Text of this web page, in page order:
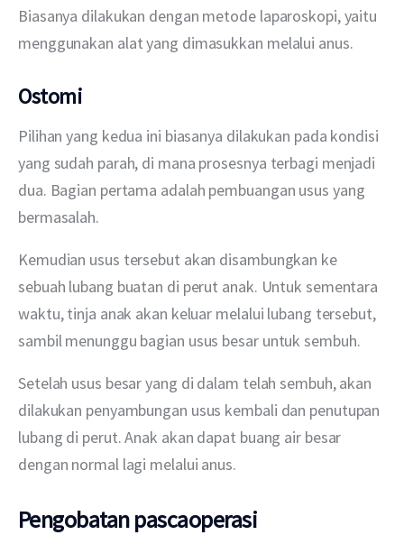
Biasanya dilakukan dengan metode laparoskopi, yaitu
menggunakan alat yang dimasukkan melalui anus.
Ostomi
Pilihan yang kedua ini biasanya dilakukan pada kondisi
yang sudah parah, di mana prosesnya terbagi menjadi
dua. Bagian pertama adalah pembuangan usus yang
bermasalah.
Kemudian usus tersebut akan disambungkan ke
sebuah lubang buatan di perut anak. Untuk sementara
waktu, tinja anak akan keluar melalui lubang tersebut,
sambil menunggu bagian usus besar untuk sembuh.
Setelah usus besar yang di dalam telah sembuh, akan
dilakukan penyambungan usus kembali dan penutupan
lubang di perut. Anak akan dapat buang air besar
dengan normal lagi melalui anus.
Pengobatan pascaoperasi